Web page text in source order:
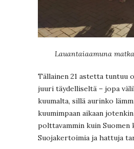
Lauantaiaamuna
Tällainen 21 astetta tuntuu
juuri täydelliseltä – jopa
kuumalta, sillä aurinko
kuumimpaan aikaan
polttavammin kuin Suomen
Suojakertoimia ja hattuja